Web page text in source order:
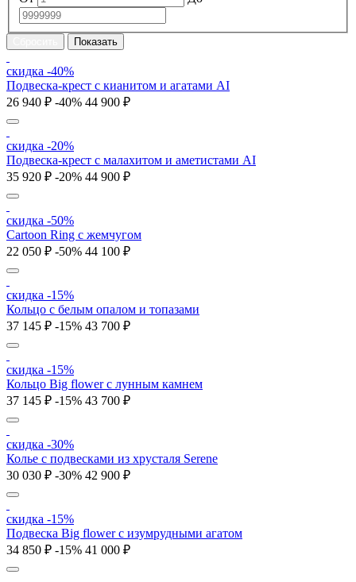
скидка -40%
Подвеска-крест с кианитом и агатами AI
26 940 ₽ -40% 44 900 ₽
скидка -20%
Подвеска-крест с малахитом и аметистами AI
35 920 ₽ -20% 44 900 ₽
скидка -50%
Cartoon Ring с жемчугом
22 050 ₽ -50% 44 100 ₽
скидка -15%
Кольцо с белым опалом и топазами
37 145 ₽ -15% 43 700 ₽
скидка -15%
Кольцо Big flower с лунным камнем
37 145 ₽ -15% 43 700 ₽
скидка -30%
Колье с подвесками из хрусталя Serene
30 030 ₽ -30% 42 900 ₽
скидка -15%
Подвеска Big flower с изумрудными агатом
34 850 ₽ -15% 41 000 ₽